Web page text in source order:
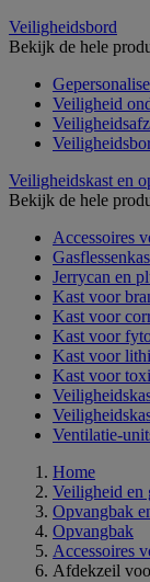
Veiligheidsbord
Bekijk de hele
Veiligheid
Veiligheidskast en
Bekijk de hele
Accessoires
Jerrycan en
Kast voor
Kast voor
Kast voor
Kast voor
Kast voor
Ventilatie-
Home
Veiligheid en
Opvangbak
Opvangbak
Accessoires
Afdekzeil